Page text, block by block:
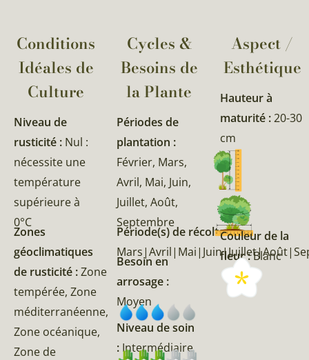
Conditions
Idéales de
Culture
Niveau de
rusticité : Nul :
nécessite une
température
supérieure à
0°C
Zones
géoclimatiques
de rusticité :Zone
tempérée, Zone
méditerranéenne,
Zone océanique,
Zone de
Cycles &
Besoins de
la Plante​
Périodes de
plantation :
Février, Mars,
Avril, Mai, Juin,
Juillet, Août,
Septembre
Période(s) de récolte :
Besoin en
arrosage :
Moyen
Niveau de soin
: Intermédiaire
Aspect /
Esthétique
Hauteur à
maturité :20-30
cm
Couleur de la
fleur :Blanc